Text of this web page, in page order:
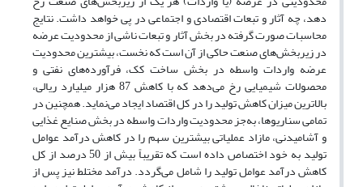
دهد، چه آثار و تبعات اقتصادی و اجتماعی در پی خواهد داشت. نتایج
محاسبات صورت گرفته در بخش آثار و تبعات ناشی از محدودیت عرضه
در زیربخش‌های صنعت حاکی از آن است که نخست، بیشترین محدودیت
عرضه واردات واسطه در بخش ساخت کک، فرآورده‌های نفتی و
محصولات شیمیایی رخ می‌دهد که با کاهش 87 هزار میلیارد ریالی،
بالاترین میزان کاهش تولید را در کل اقتصاد ایجاد می‌نماید. همچنین در
تمامی سناریوها، به‌جز محدودیت واردات واسطه در بخش صنایع غذایی
و آشامیدنی، مازاد عملیاتی بیشترین سهم را در کاهش درآمد عوامل
تولید به خود اختصاص داده است که تقریباً بیش از 50 درصد از کل
کاهش درآمد عوامل تولید را شامل می‌گردد. درآمد مختلط نیز پس از